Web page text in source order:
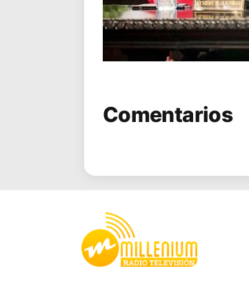
Comentarios